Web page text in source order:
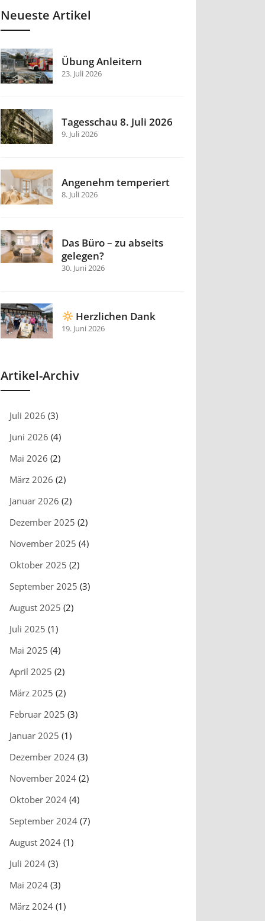
Neueste Artikel
Übung Anleitern
23. Juli 2026
Tagesschau 8. Juli 2026
9. Juli 2026
Angenehm temperiert
8. Juli 2026
Das Büro – zu abseits
gelegen?
30. Juni 2026
Herzlichen Dank
19. Juni 2026
Artikel-Archiv
Juli 2026 (3)
Juni 2026 (4)
Mai 2026 (2)
März 2026 (2)
Januar 2026 (2)
Dezember 2025 (2)
November 2025 (4)
Oktober 2025 (2)
September 2025 (3)
August 2025 (2)
Juli 2025 (1)
Mai 2025 (4)
April 2025 (2)
März 2025 (2)
Februar 2025 (3)
Januar 2025 (1)
Dezember 2024 (3)
November 2024 (2)
Oktober 2024 (4)
September 2024 (7)
August 2024 (1)
Juli 2024 (3)
Mai 2024 (3)
März 2024 (1)